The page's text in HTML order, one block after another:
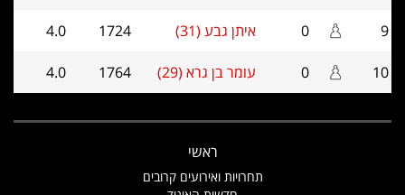
9
0 איתן גבע (31) 1724
4.0
10
0 עומר בן גרא (29) 1764
4.0
ראשי
תחרויות ואירועים קרובים